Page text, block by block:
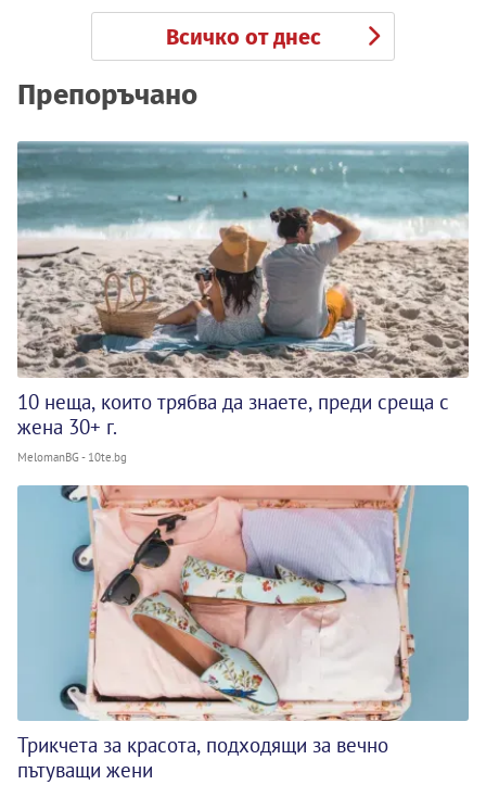
Всичко от днес
Препоръчано
10 неща, които трябва да знаете, преди среща с
жена 30+ г.
MelomanBG - 10te.bg
Трикчета за красота, подходящи за вечно
пътуващи жени